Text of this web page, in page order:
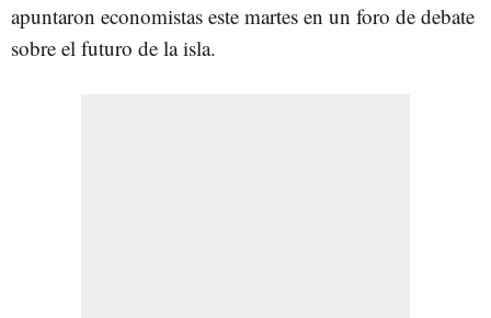
apuntaron economistas este martes en un foro de debate
sobre el futuro de la isla.